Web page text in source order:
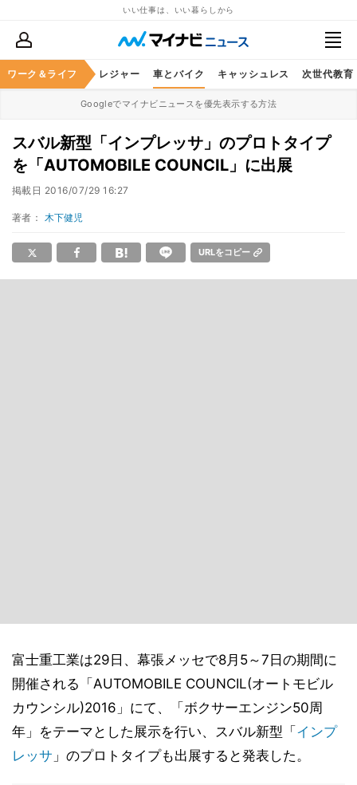
いい仕事は、いい暮らしから
ワーク＆ライフ
スケア グルメ レジャー 車とバイク キャッシュレス 次世代教育
Googleでマイナビニュースを優先表示する方法
スバル新型「インプレッサ」のプロトタイプ
を「AUTOMOBILE COUNCIL」に出展
掲載日 2016/07/29 16:27
著者： 木下健児
URLをコピー
富士重工業は29日、幕張メッセで8月5～7日の期間に
開催される「AUTOMOBILE COUNCIL(オートモビル
カウンシル)2016」にて、「ボクサーエンジン50周
年」をテーマとした展示を行い、スバル新型「 インプ
レッサ 」のプロトタイプも出展すると発表した。